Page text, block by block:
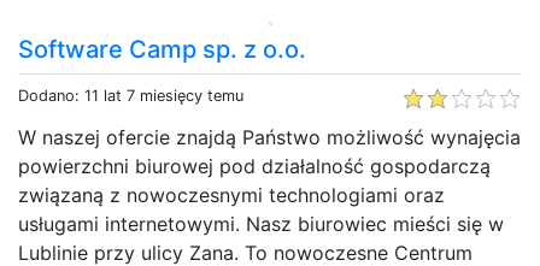
Software Camp sp. z o.o.
Dodano: 11 lat 7 miesięcy temu
W naszej ofercie znajdą Państwo możliwość wynajęcia
powierzchni biurowej pod działalność gospodarczą
związaną z nowoczesnymi technologiami oraz
usługami internetowymi. Nasz biurowiec mieści się w
Lublinie przy ulicy Zana. To nowoczesne Centrum